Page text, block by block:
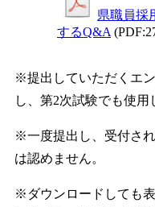
県職員採
するQ&A
※提出していただくエ
し、第2次試験でも使用
※一度提出し、受付さ
は認めません。
※ダウンロードしても